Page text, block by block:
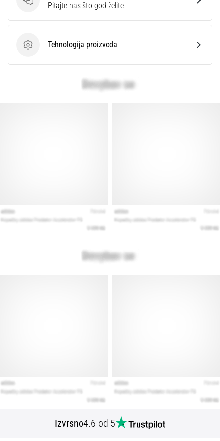
PitanjaPitajte nas što god želite
Tehnologija proizvoda
Tehnologija proizvoda
Izvrsno4.6 od 5